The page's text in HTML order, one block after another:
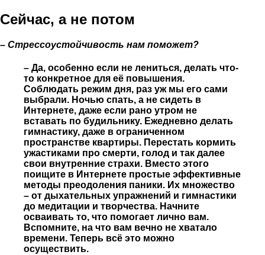
Сейчас, а не потом
– Стрессоустойчивость нам поможет?
– Да, особенно если не лениться, делать что-
то конкретное для её повышения.
Соблюдать режим дня, раз уж мы его сами
выбрали. Ночью спать, а не сидеть в
Интернете, даже если рано утром не
вставать по будильнику. Ежедневно делать
гимнастику, даже в ограниченном
пространстве квартиры. Перестать кормить
ужастиками про смерти, голод и так далее
свои внутренние страхи. Вместо этого
поищите в Интернете простые эффективные
методы преодоления паники. Их множество
– от дыхательных упражнений и гимнастики
до медитации и творчества. Начните
осваивать то, что помогает лично вам.
Вспомните, на что вам вечно не хватало
времени. Теперь всё это можно
осуществить.